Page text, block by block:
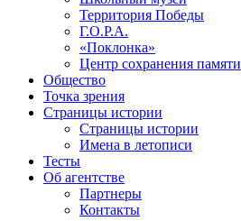
Территория Победы
Г.О.Р.А.
«Поклонка»
Центр сохранения памяти
Общество
Точка зрения
Страницы истории
Страницы истории
Имена в летописи
Тесты
Об агентстве
Партнеры
Контакты